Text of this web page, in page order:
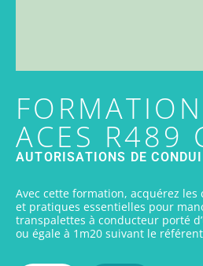
FORMATION
ACES R489
AUTORISATIONS DE
Avec cette formation, acquérez
et pratiques essentielles pour
transpalettes à conducteur porté
ou égale à 1m20 suivant le